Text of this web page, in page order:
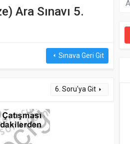
Ara Sınavı 5.
arrow_leftSınava Geri Git
6. Soru'ya Git arrow_right